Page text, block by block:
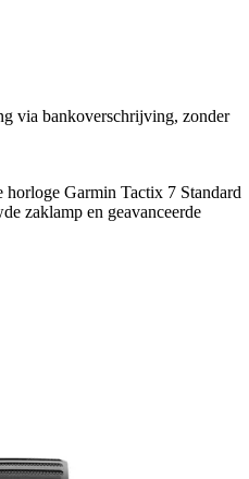
via bankoverschrijving, zonder
Garmin Tactix 7 Standard
zaklamp en geavanceerde